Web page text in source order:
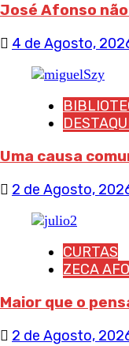
José Afonso
4 de Agosto,
Uma causa
2 de Agosto,
CURTAS
ZECA
Maior que o
2 de Agosto,